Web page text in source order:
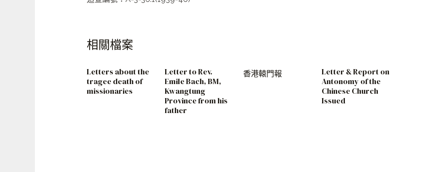
相關檔案
Letters about the
tragee death of
missionaries
Letter to Rev.
Emile Bach, BM,
Kwangtung
Province from his
father
香港轅門報
Letter & Report on
Antonomy of the
Chinese Church
Issued